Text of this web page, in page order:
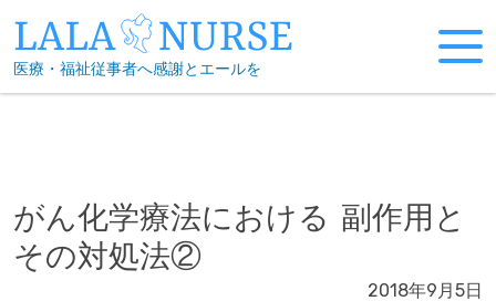
to
content
医療・福祉従事者へ感謝とエールを
がん化学療法における 副作用と
その対処法②
2018年9月5日